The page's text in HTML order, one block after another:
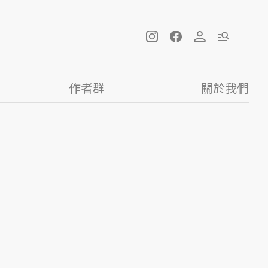
作者群 關於我們